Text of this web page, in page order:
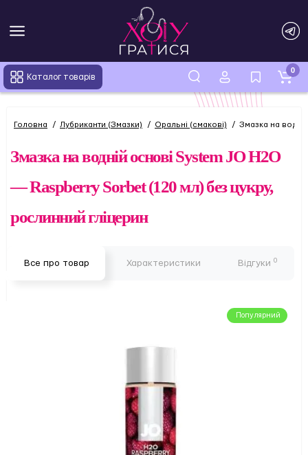
Каталог товарів
0
Головна Лубриканти (Змазки) Оральні (смакові) Змазка на
Змазка на водній основі System JO H2O
— Raspberry Sorbet (120 мл) без цукру,
рослинний гліцерин
Все про товар Характеристики Відгуки 0
Популярний